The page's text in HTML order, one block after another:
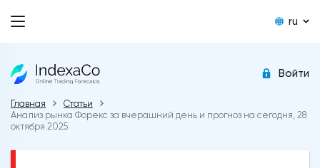
ru
Войти
Главная
Статьи
Анализ рынка Форекс за вчерашний день и прогноз на сегодня, 28
октября 2025